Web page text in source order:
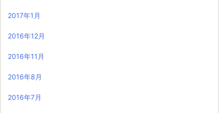
2017年1月
2016年12月
2016年11月
2016年8月
2016年7月